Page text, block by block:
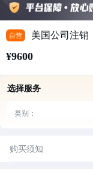
自营 美国公司注销
¥9600
选择服务
类别：
购买须知